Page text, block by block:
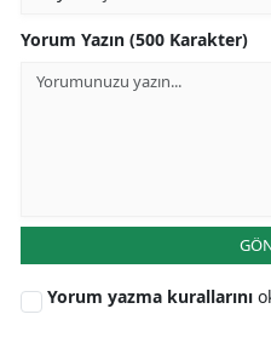
Yorum Yazın (500 Karakter)
Yorum yazma kurallarını